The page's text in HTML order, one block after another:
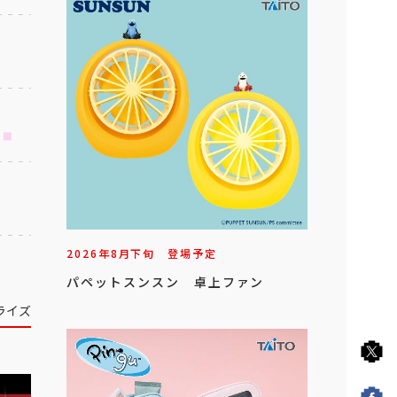
イズ
2026年8月下旬 登場予定
パペットスンスン 卓上ファン